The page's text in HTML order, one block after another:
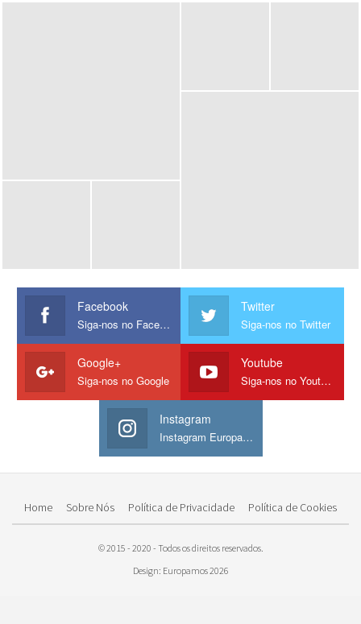
Facebook
Siga-nos no Facebook
Twitter
Siga-nos no Twitter
Google+
Siga-nos no Google
Youtube
Siga-nos no Youtube
Instagram
Instagram Europamos
Home Sobre Nós Política de Privacidade Política de Cookies
© 2015 - 2020 - Todos os direitos reservados.
Design: Europamos 2026